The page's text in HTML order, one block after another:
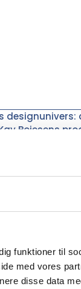
funktioner til
med vores
disse data
Bojesens
respekt.
i
gave
ind, vil